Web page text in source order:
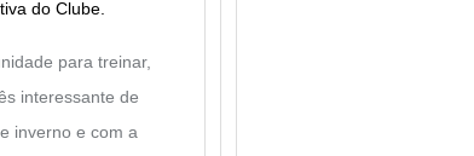
do Clube.
para treinar,
interessante de
inverno e com a